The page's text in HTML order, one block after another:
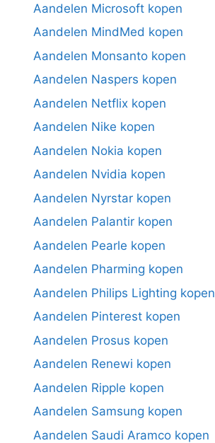
Aandelen Microsoft kopen
Aandelen MindMed kopen
Aandelen Monsanto kopen
Aandelen Naspers kopen
Aandelen Netflix kopen
Aandelen Nike kopen
Aandelen Nokia kopen
Aandelen Nvidia kopen
Aandelen Nyrstar kopen
Aandelen Palantir kopen
Aandelen Pearle kopen
Aandelen Pharming kopen
Aandelen Philips Lighting kopen
Aandelen Pinterest kopen
Aandelen Prosus kopen
Aandelen Renewi kopen
Aandelen Ripple kopen
Aandelen Samsung kopen
Aandelen Saudi Aramco kopen